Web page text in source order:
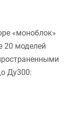
«моноблок»
20 моделей
Ду300: